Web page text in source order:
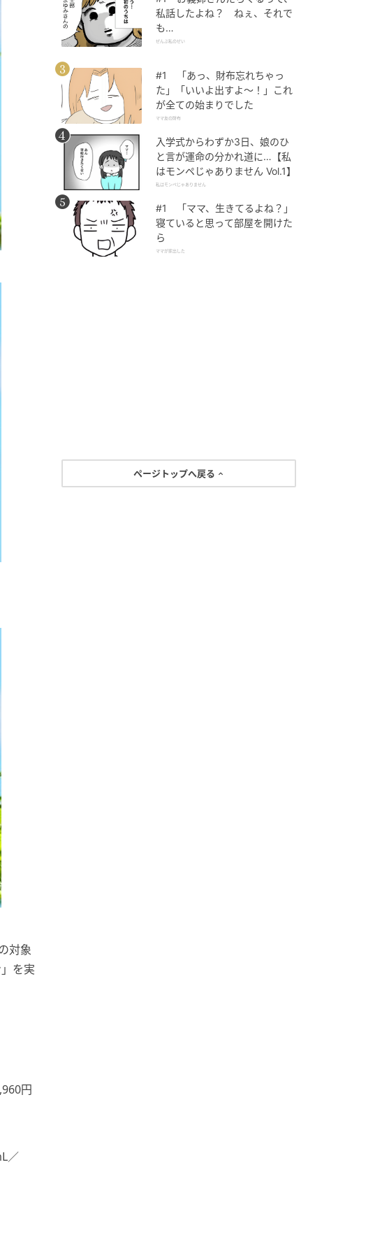
対象
を実
円
／
私話したよね？ ねぇ、それで
も…
ぜんぶ私のせい
#1 「あっ、財布忘れちゃっ
た」「いいよ出すよ〜！」これ
が全ての始まりでした
ママ友の財布
入学式からわずか3日、娘のひ
と言が運命の分かれ道に…【私
はモンペじゃありません Vol.1】
私はモンペじゃありません
#1 「ママ、生きてるよね？」
寝ていると思って部屋を開けた
ら
ママが家出した
ページトップへ戻る